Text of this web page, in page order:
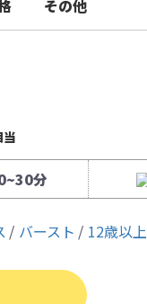
その他
分
バースト 12歳以上